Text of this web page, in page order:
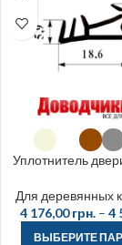
Уплотнитель
Для деревянных
4 176,00грн. – 4
ВЫБЕРИТЕ